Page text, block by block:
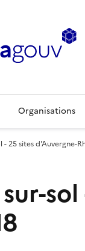
Organisations
- 25 sites d'Auvergne-